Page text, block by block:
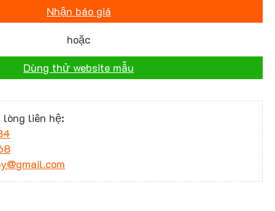
Nhận báo giá
hoặc
Dùng thử website mẫu
liên hệ: